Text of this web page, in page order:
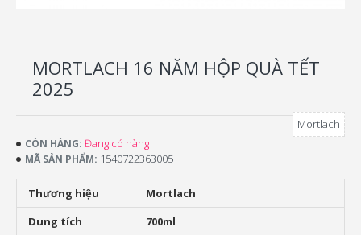
MORTLACH 16 NĂM HỘP QUÀ TẾT
2025
Thương hiệu
Mortlach
Dung tích
700ml
CÒN HÀNG: Đang có hàng
MÃ SẢN PHẨM: 1540722363005
Mortlach